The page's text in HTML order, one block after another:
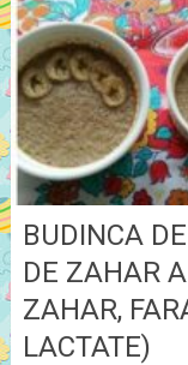
BUDINCA
DE ZAHAR
ZAHAR,
LACTATE)